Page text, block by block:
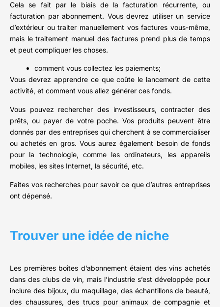
Cela se fait par le biais de la facturation récurrente, ou
facturation par abonnement. Vous devrez utiliser un service
d’extérieur ou traiter manuellement vos factures vous-même,
mais le traitement manuel des factures prend plus de temps
et peut compliquer les choses.
comment vous collectez les paiements;
Vous devrez apprendre ce que coûte le lancement de cette
activité, et comment vous allez générer ces fonds.
Vous pouvez rechercher des investisseurs, contracter des
prêts, ou payer de votre poche. Vos produits peuvent être
donnés par des entreprises qui cherchent à se commercialiser
ou achetés en gros. Vous aurez également besoin de fonds
pour la technologie, comme les ordinateurs, les appareils
mobiles, les sites Internet, la sécurité, etc.
Faites vos recherches pour savoir ce que d’autres entreprises
ont dépensé.
Trouver une idée de niche
Les premières boîtes d’abonnement étaient des vins achetés
dans des clubs de vin, mais l’industrie s’est développée pour
inclure des bijoux, du maquillage, des échantillons de beauté,
des chaussures, des trucs pour animaux de compagnie et